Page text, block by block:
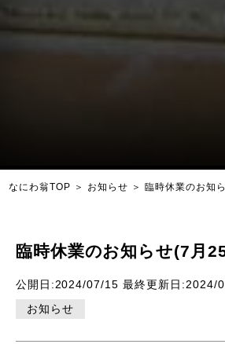
なにわ翁TOP ＞ お知らせ ＞ 臨時休業のお知
臨時休業のお知らせ(7月
公開日:2024/07/15 最終更新日:2024/
お知らせ